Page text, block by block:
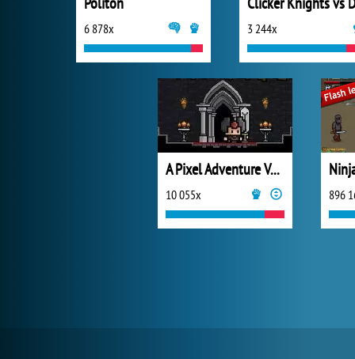
6 878x 3 244x
A Pixel Adventure Vol.1
10 055x 896